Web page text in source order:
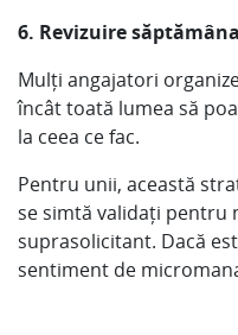
6. Revizuire
Mulți angajatori
încât toată lumea să
la ceea ce fac.
Pentru unii, această
se simtă validați pentru
suprasolicitant. Dacă
sentiment de